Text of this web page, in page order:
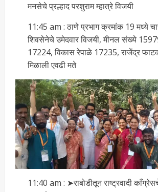
मनसेचे प्रल्हाद परशुराम म्हात्रे विजयी
11:45 am : ठाणे प्रभाग क्रमांक 19 मध्ये
शिवसेनेचे उमेदवार विजयी, मीनल संख्ये
17224, विकास रेपाळे 17235, राजेंद्र
मिळाली एवढी मते
11:40 am : ➤राबोडीतून राष्ट्रवादी